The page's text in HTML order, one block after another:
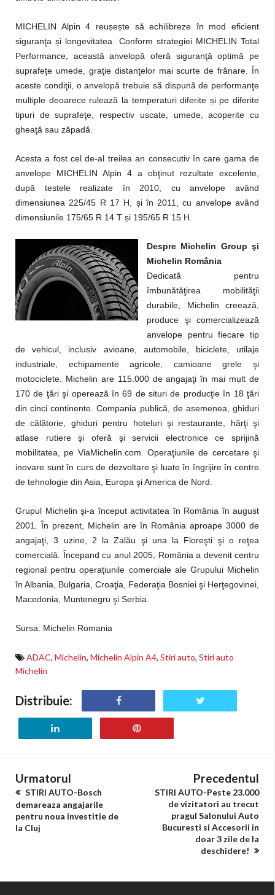
MICHELIN Alpin 4 reușește să echilibreze în mod eficient
siguranţași longevitatea. Conform strategiei MICHELIN Total
Performance, această anvelopă oferă siguranţă optimă pe
suprafeţe umede, graţie distanţelor mai scurte de frânare. În
aceste condiţii, o anvelopă trebuie să dispună de performanţe
multiple deoarece rulează la temperaturi diferite și pe diferite
tipuri de suprafeţe, respectiv uscate, umede, acoperite cu
gheaţă sau zăpadă.
Acesta a fost cel de-al treilea an consecutiv în care gama de
anvelope MICHELIN Alpin 4 a obţinut rezultate excelente,
după testele realizate în 2010, cu anvelope având
dimensiunea 225/45 R 17 H, și în 2011, cu anvelope având
dimensiunile 175/65 R 14 T și 195/65 R 15 H.
Despre Michelin Group şi
Michelin România
Dedicată pentru
îmbunătăţirea mobilităţii
durabile, Michelin creează,
produce şi comercializează
anvelope pentru fiecare tip
de vehicul, inclusiv avioane, automobile, biciclete, utilaje
industriale, echipamente agricole, camioane grele şi
motociclete. Michelin are 115.000 de angajaţi în mai mult de
170 de ţări şi operează în 69 de situri de producţie în 18 ţări
din cinci continente. Compania publică, de asemenea, ghiduri
de călătorie, ghiduri pentru hoteluri şi restaurante, hărţi şi
atlase rutiere şi oferă şi servicii electronice ce sprijină
mobilitatea, pe ViaMichelin.com. Operaţiunile de cercetare şi
inovare sunt în curs de dezvoltare şi luate în îngrijire în centre
de tehnologie din Asia, Europa şi America de Nord.
Grupul Michelin şi-a început activitatea în România în august
2001. În prezent, Michelin are în România aproape 3000 de
angajaţi, 3 uzine, 2 la Zalău şi una la Floreşti şi o reţea
comercială. Începand cu anul 2005, România a devenit centru
regional pentru operaţiunile comerciale ale Grupului Michelin
în Albania, Bulgaria, Croaţia, Federaţia Bosniei şi Herţegovinei,
Macedonia, Muntenegru şi Serbia.
Sursa: Michelin Romania
ADAC, Michelin, Michelin Alpin A4, Stiri auto, Stiri auto
Michelin
Distribuie:
Urmatorul
STIRI AUTO-Bosch
demareaza angajarile
pentru noua investitie de
la Cluj
Precedentul
STIRI AUTO-Peste 23.000
de vizitatori au trecut
pragul Salonului Auto
Bucuresti si Accesorii in
doar 3 zile de la
deschidere!